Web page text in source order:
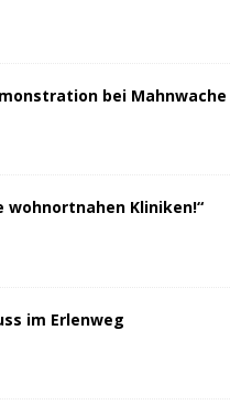
bei Mahnwache
wohnortnahen Kliniken!“
im Erlenweg